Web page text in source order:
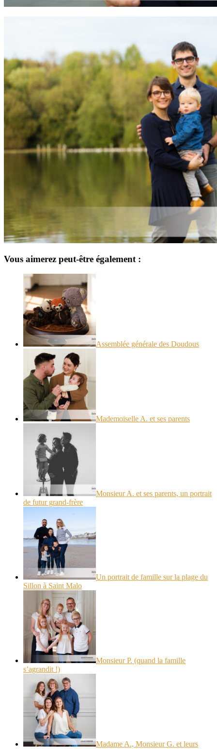
Vous aimerez peut-être également :
Assemblée générale des Doudous
Mademoiselle A. et ses parents
Monsieur A. et ses parents, un portrait
de futur grand-frère
Un portrait de famille sur la plage du
Sillon à Saint Malo
Monsieur P. (quand la famille
s’agrandit !)
Madame A., Monsieur G. et leurs